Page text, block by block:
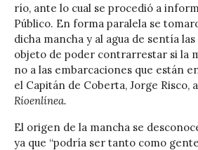
río, ante lo cual se procedió a
Público. En forma paralela se
dicha mancha y al agua de sentía las
objeto de poder contrarrestar si la
no a las embarcaciones que están
el Capitán de Coberta, Jorge Risco,
Ríoenlínea.
El origen de la mancha se
ya que “podría ser tanto como